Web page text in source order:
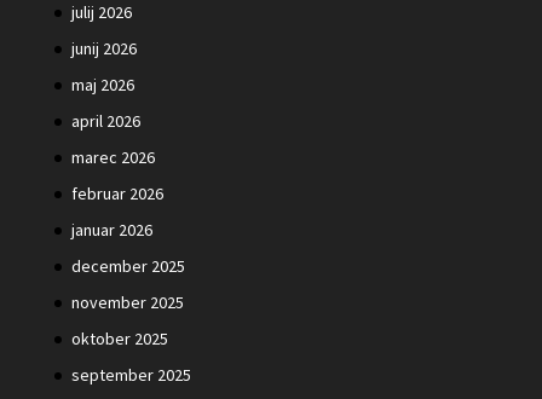
julij 2026
junij 2026
maj 2026
april 2026
marec 2026
februar 2026
januar 2026
december 2025
november 2025
oktober 2025
september 2025